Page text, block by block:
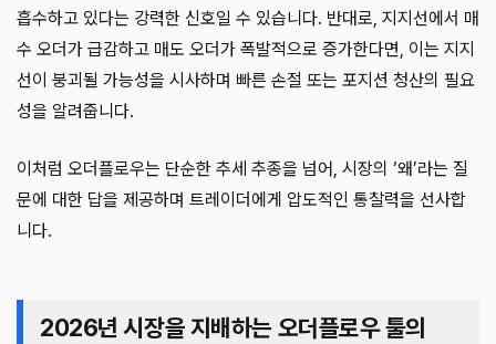
흡수하고 있다는 강력한 신호일 수 있습니다. 반대로, 지지선에서 매
수 오더가 급감하고 매도 오더가 폭발적으로 증가한다면, 이는 지지
선이 붕괴될 가능성을 시사하며 빠른 손절 또는 포지션 청산의 필요
성을 알려줍니다.
이처럼 오더플로우는 단순한 추세 추종을 넘어, 시장의 ‘왜’라는 질
문에 대한 답을 제공하며 트레이더에게 압도적인 통찰력을 선사합
니다.
2026년 시장을 지배하는 오더플로우 툴의